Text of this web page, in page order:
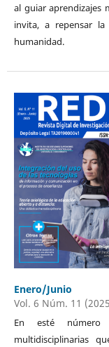
al guiar aprendizajes
invita, a repensar
humanidad.
Enero/Junio
Vol. 6 Núm. 11
En esté número
multidisciplinarias